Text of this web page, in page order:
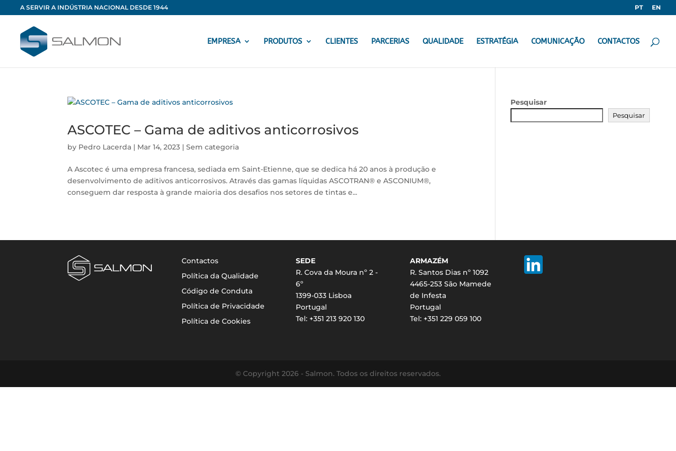
A SERVIR A INDÚSTRIA NACIONAL DESDE 1944 PT EN
EMPRESA PRODUTOS CLIENTES PARCERIAS QUALIDADE ESTRATÉGIA COMUNICAÇÃO CONTACTOS
ASCOTEC – Gama de aditivos anticorrosivos
by Pedro Lacerda | Mar 14, 2023 |Sem categoria
A Ascotec é uma empresa francesa, sediada em Saint-Etienne, que se dedica há 20 anos à produção e
desenvolvimento de aditivos anticorrosivos. Através das gamas líquidas ASCOTRAN® e ASCONIUM®,
conseguem dar resposta à grande maioria dos desafios nos setores de tintas e...
Pesquisar
Pesquisar
Contactos
Política da Qualidade
Código de Conduta
Política de Privacidade
Política de Cookies
SEDE
R. Cova da Moura nº 2 -
6º
1399-033 Lisboa
Portugal
Tel: +351 213 920 130
ARMAZÉM
R. Santos Dias nº 1092
4465-253 São Mamede
de Infesta
Portugal
Tel: +351 229 059 100
© Copyright 2026 - Salmon. Todos os direitos reservados.